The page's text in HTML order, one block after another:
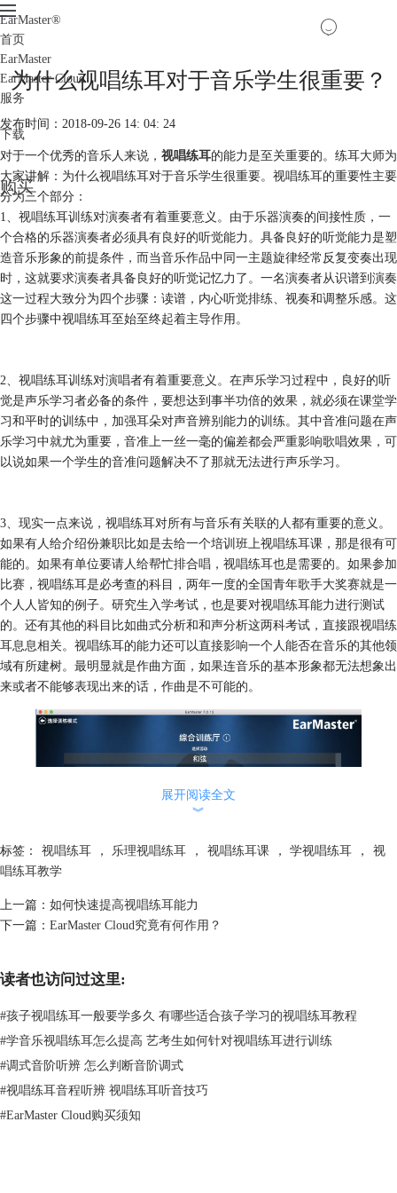
EarMaster®
首页
EarMaster
EarMaster Cloud
服务
下载
购买
为什么视唱练耳对于音乐学生很重要？
发布时间：2018-09-26 14: 04: 24
对于一个优秀的音乐人来说， 视唱练耳的能力是至关重要的。练耳大师为
大家讲解：为什么视唱练耳对于音乐学生很重要。视唱练耳的重要性主要
分为三个部分：
1、视唱练耳训练对演奏者有着重要意义。由于乐器演奏的间接性质，一
个合格的乐器演奏者必须具有良好的听觉能力。具备良好的听觉能力是塑
造音乐形象的前提条件，而当音乐作品中同一主题旋律经常反复变奏出现
时，这就要求演奏者具备良好的听觉记忆力了。一名演奏者从识谱到演奏
这一过程大致分为四个步骤：读谱，内心听觉排练、视奏和调整乐感。这
四个步骤中视唱练耳至始至终起着主导作用。
2、视唱练耳训练对演唱者有着重要意义。在声乐学习过程中，良好的听
觉是声乐学习者必备的条件，要想达到事半功倍的效果，就必须在课堂学
习和平时的训练中，加强耳朵对声音辨别能力的训练。其中音准问题在声
乐学习中就尤为重要，音准上一丝一毫的偏差都会严重影响歌唱效果，可
以说如果一个学生的音准问题解决不了那就无法进行声乐学习。
3、现实一点来说，视唱练耳对所有与音乐有关联的人都有重要的意义。
如果有人给介绍份兼职比如是去给一个培训班上视唱练耳课，那是很有可
能的。如果有单位要请人给帮忙排合唱，视唱练耳也是需要的。如果参加
比赛，视唱练耳是必考查的科目，两年一度的全国青年歌手大奖赛就是一
个人人皆知的例子。研究生入学考试，也是要对视唱练耳能力进行测试
的。还有其他的科目比如曲式分析和和声分析这两科考试，直接跟视唱练
耳息息相关。视唱练耳的能力还可以直接影响一个人能否在音乐的其他领
域有所建树。最明显就是作曲方面，如果连音乐的基本形象都无法想象出
来或者不能够表现出来的话，作曲是不可能的。
通过以上三个部分，我们可以看出
大师-EarMaster能够快速帮助大家提高视唱练耳能力，且不同于传统音乐
教学，无需特定的时间，随时可以提供大家学习。
展开阅读全文
︾
标签： 视唱练耳 ， 乐理视唱练耳 ， 视唱练耳课 ， 学视唱练耳 ，
视
唱练耳教学
上一篇： 如何快速提高视唱练耳能力
下一篇： EarMaster Cloud究竟有何作用？
读者也访问过这里:
#孩子视唱练耳一般要学多久 有哪些适合孩子学习的视唱练耳教程
#学音乐视唱练耳怎么提高 艺考生如何针对视唱练耳进行训练
#调式音阶听辨 怎么判断音阶调式
#视唱练耳音程听辨 视唱练耳听音技巧
#EarMaster Cloud购买须知